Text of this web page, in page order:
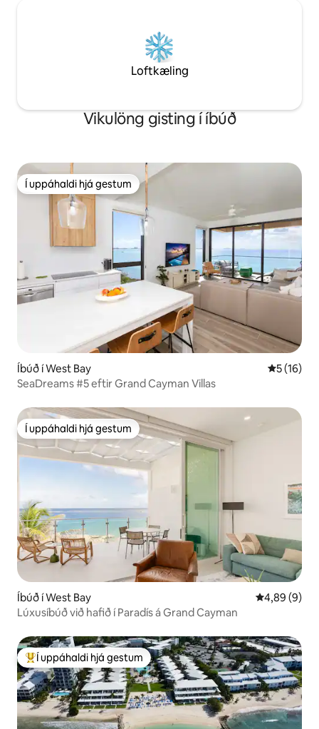
Loftkæling
Vikulöng gisting í íbúð
Í uppáhaldi hjá gestum
Í uppáhaldi hjá gestum
Íbúð í West Bay 5 af 5 í
5 (16)
SeaDreams #5 eftir Grand Cayman Villas
Í uppáhaldi hjá gestum
Í uppáhaldi hjá gestum
Íbúð í West Bay 4,89 af 5 í
4,89 (9)
Lúxusíbúð við hafið í Paradís á Grand Cayman
Í mestu uppáhaldi hjá gestum
Í uppáhaldi hjá gestum